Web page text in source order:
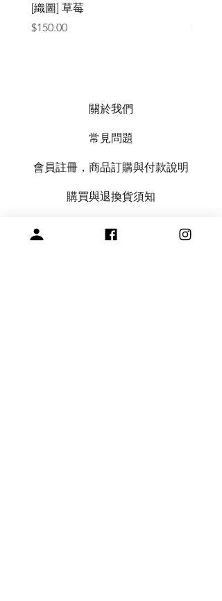
[織圖] 草莓
價格
$150.00
價格
關於我們
常見問題
會員註冊，商品訂購與付款說明
購買與退換貨須知
絞紗代繞線服務